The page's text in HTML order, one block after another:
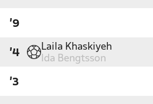
'9
'4
Laila Khaskiyeh
Ida Bengtsson
'3